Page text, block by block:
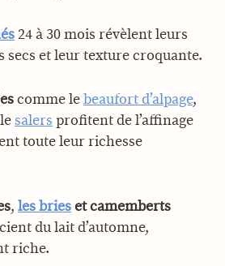
24 à 30 mois révèlent leurs
secs et leur texture croquante.
comme le beaufort d’alpage,
salers profitent de l’affinage
toute leur richesse
, les bries et camemberts
du lait d’automne,
riche.